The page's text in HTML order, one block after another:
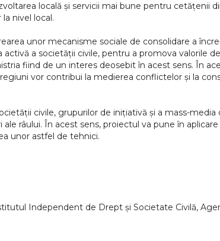
locală și servicii mai bune pentru cetățenii
nivel local.
unor mecanisme sociale de consolidare a
a societății civile, pentru a promova valorile
fiind de un interes deosebit în acest sens. În
vor contribui la medierea conflictelor și la
civile, grupurilor de inițiativă și a mass-
râului. În acest sens, proiectul va pune în
unor astfel de tehnici.
Independent de Drept și Societate Civilă,